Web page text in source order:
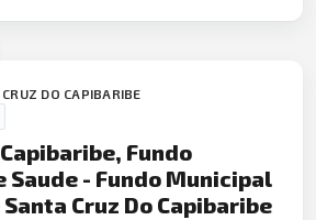
DO CAPIBARIBE
Fundo
Saude - Fundo Municipal
Santa Cruz Do Capibaribe